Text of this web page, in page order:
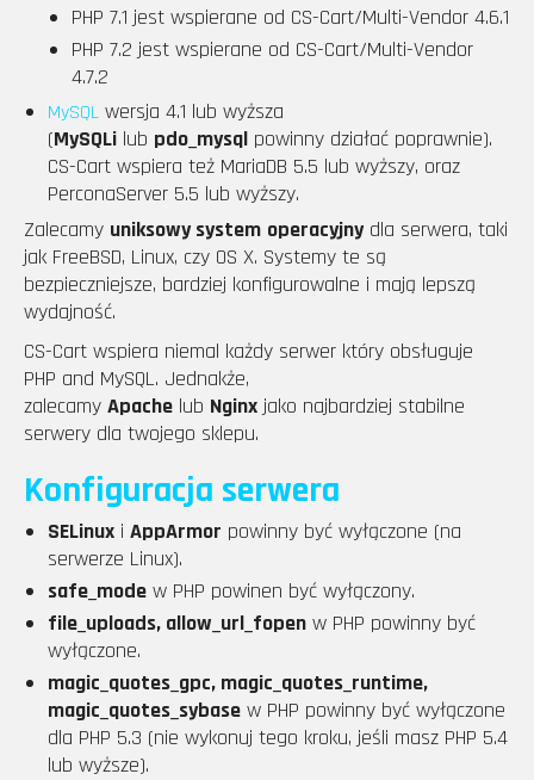
PHP 7.1 jest wspierane od CS-Cart/Multi-Vendor 4.6.1
PHP 7.2 jest wspierane od CS-Cart/Multi-Vendor
4.7.2
MySQL wersja 4.1 lub wyższa
(MySQLi lub pdo_mysql powinny działać poprawnie).
CS-Cart wspiera też MariaDB 5.5 lub wyższy, oraz
PerconaServer 5.5 lub wyższy.
Zalecamy uniksowy system operacyjnydla serwera, taki
jak FreeBSD, Linux, czy OS X. Systemy te są
bezpieczniejsze, bardziej konfigurowalne i mają lepszą
wydajność.
CS-Cart wspiera niemal każdy serwer który obsługuje
PHP and MySQL. Jednakże,
zalecamy Apache lub Nginx jako najbardziej stabilne
serwery dla twojego sklepu.
Konfiguracja serwera
SELinux i AppArmor powinny być wyłączone (na
serwerze Linux).
safe_mode w PHP powinen być wyłączony.
file_uploads, allow_url_fopen w PHP powinny być
wyłączone.
magic_quotes_gpc, magic_quotes_runtime,
magic_quotes_sybase w PHP powinny być wyłączone
dla PHP 5.3 (nie wykonuj tego kroku, jeśli masz PHP 5.4
lub wyższe).